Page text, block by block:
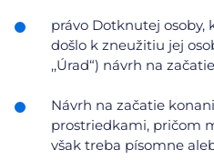
právo Dotknutej osoby,
došlo k zneužitiu jej
,,Úrad“) návrh na
Návrh na začatie
prostriedkami, pričom
však treba písomne